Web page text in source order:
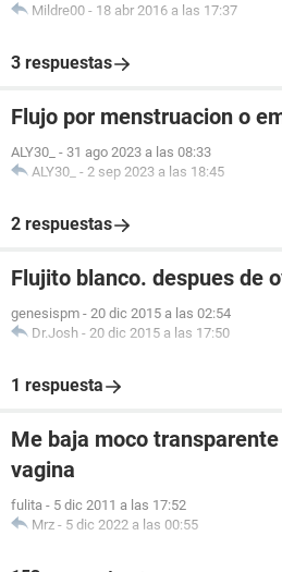
Mildre00 - 18 abr 2016 a las 17:37
3 respuestas
Flujo por menstruacion o
ALY30_ - 31 ago 2023 a las 08:33
ALY30_ - 2 sep 2023 a las 18:45
2 respuestas
Flujito blanco. despues de
genesispm - 20 dic 2015 a las 02:54
Dr.Josh - 20 dic 2015 a las 17:50
1 respuesta
Me baja moco
vagina
fulita - 5 dic 2011 a las 17:52
Mrz - 5 dic 2022 a las 00:55